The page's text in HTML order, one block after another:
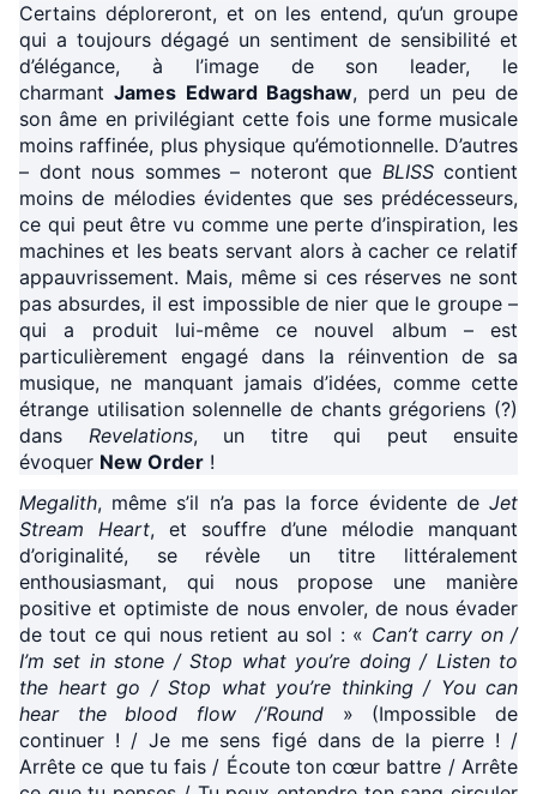
Certains déploreront, et on les entend, qu’un groupe
qui a toujours dégagé un sentiment de sensibilité et
d’élégance, à l’image de son leader, le
charmant James Edward Bagshaw, perd un peu de
son âme en privilégiant cette fois une forme musicale
moins raffinée, plus physique qu’émotionnelle. D’autres
– dont nous sommes – noteront que BLISS contient
moins de mélodies évidentes que ses prédécesseurs,
ce qui peut être vu comme une perte d’inspiration, les
machines et les beats servant alors à cacher ce relatif
appauvrissement. Mais, même si ces réserves ne sont
pas absurdes, il est impossible de nier que le groupe –
qui a produit lui-même ce nouvel album – est
particulièrement engagé dans la réinvention de sa
musique, ne manquant jamais d’idées, comme cette
étrange utilisation solennelle de chants grégoriens (?)
dans
Revelations, un titre qui peut ensuite
évoquer New Order !
Megalith, même s’il n’a pas la force évidente de Jet
Stream Heart, et souffre d’une mélodie manquant
d’originalité, se révèle un titre littéralement
enthousiasmant, qui nous propose une manière
positive et optimiste de nous envoler, de nous évader
de tout ce qui nous retient au sol : « Can’t carry on /
I’m set in stone / Stop what you’re doing / Listen to
the heart go / Stop what you’re thinking / You can
hear the blood flow /’Round
» (Impossible de
continuer ! / Je me sens figé dans de la pierre ! /
Arrête ce que tu fais / Écoute ton cœur battre / Arrête